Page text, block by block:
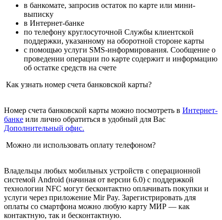
в банкомате, запросив остаток по карте или мини-
выписку
в Интернет-банке
по телефону круглосуточной Службы клиентской
поддержки, указанному на оборотной стороне карты
с помощью услуги SMS-информирования. Сообщение о
проведении операции по карте содержит и информацию
об остатке средств на счете
Как узнать номер счета банковской карты?
Номер счета банковской карты можно посмотреть в Интернет-
банке или лично обратиться в удобный для Вас
Дополнительный офис.
Можно ли использовать оплату телефоном?
Владельцы любых мобильных устройств с операционной
системой Android (начиная от версии 6.0) с поддержкой
технологии NFC могут бесконтактно оплачивать покупки и
услуги через приложение Mir Pay. Зарегистрировать для
оплаты со смартфона можно любую карту МИР — как
контактную, так и бесконтактную.